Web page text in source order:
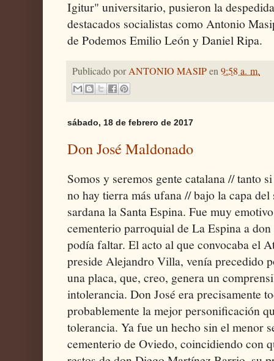
Igitur" universitario, pusieron la
destacados socialistas como Antonio
de Podemos Emilio León y Daniel Ripa.
Publicado porANTONIO MASIPen9:58 a. m.
sábado, 18 de febrero de 2017
Don José Maldonado
Somos y seremos gente catalana // tanto
no hay tierra más ufana // bajo la capa
sardana la Santa Espina. Fue muy
cementerio parroquial de La Espina a
podía faltar. El acto al que convocaba el
preside Alejandro Villa, venía precedido
una placa, que, creo, genera un
intolerancia. Don José era precisamente
probablemente la mejor personificación
tolerancia. Ya fue un hecho sin el menor
cementerio de Oviedo, coincidiendo con